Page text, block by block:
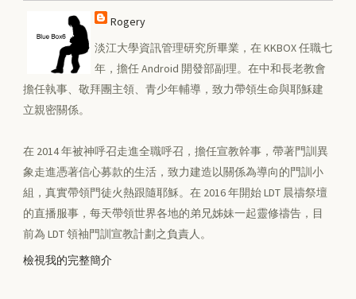
Rogery
淡江大學資訊管理研究所畢業，在 KKBOX 任職七
年，擔任 Android 開發部副理。在中和長老教會
擔任執事、敬拜團主領、青少年輔導，致力帶領生命與耶穌建
立親密關係。
在 2014 年被神呼召走進全職呼召，擔任宣教幹事，帶著門訓異
象走進憑著信心募款的生活，致力建造以關係為導向的門訓小
組，真實帶領門徒火熱跟隨耶穌。在 2016 年開始 LDT 晨禱祭壇
的直播服事，每天帶領世界各地的弟兄姊妹一起靈修禱告，目
前為 LDT 領袖門訓宣教計劃之負責人。
檢視我的完整簡介